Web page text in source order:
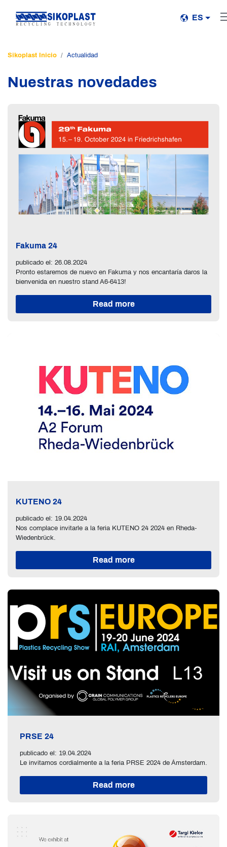
ES
Sikoplast Inicio Actualidad
Nuestras novedades
Fakuma 24
publicado el: 26.08.2024
Pronto estaremos de nuevo en Fakuma y nos encantaría daros la
bienvenida en nuestro stand A6-6413!
Read more
KUTENO 24
publicado el: 19.04.2024
Nos complace invitarle a la feria KUTENO 24 2024 en Rheda-
Wiedenbrück.
Read more
PRSE 24
publicado el: 19.04.2024
Le invitamos cordialmente a la feria PRSE 2024 de Ámsterdam.
Read more